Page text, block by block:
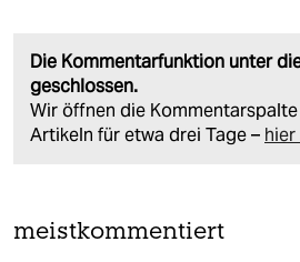
Die Kommentarfunktion unter
geschlossen.
Wir öffnen die
Artikeln für etwa drei Tage – hier
meistkommentiert